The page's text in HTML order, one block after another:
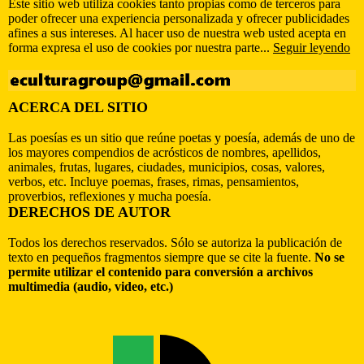
Este sitio web utiliza cookies tanto propias como de terceros para
poder ofrecer una experiencia personalizada y ofrecer publicidades
afines a sus intereses. Al hacer uso de nuestra web usted acepta en
forma expresa el uso de cookies por nuestra parte... Seguir leyendo
ACERCA DEL SITIO
Las poesías es un sitio que reúne poetas y poesía, además de uno de
los mayores compendios de acrósticos de nombres, apellidos,
animales, frutas, lugares, ciudades, municipios, cosas, valores,
verbos, etc. Incluye poemas, frases, rimas, pensamientos,
proverbios, reflexiones y mucha poesía.
DERECHOS DE AUTOR
Todos los derechos reservados. Sólo se autoriza la publicación de
texto en pequeños fragmentos siempre que se cite la fuente. No se
permite utilizar el contenido para conversión a archivos
multimedia (audio, video, etc.)